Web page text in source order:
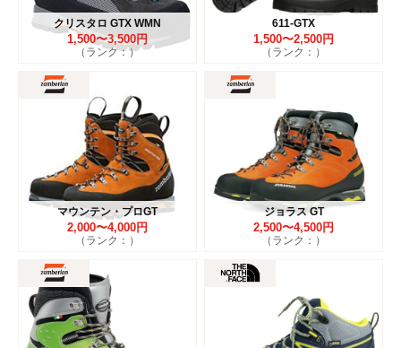
クリスタロ GTX WMN
1,500〜3,500円
（ランク：）
611-GTX
1,500〜2,500円
（ランク：）
マウンテン・プロGT
2,000〜4,000円
（ランク：）
ジョラス GT
2,500〜4,500円
（ランク：）